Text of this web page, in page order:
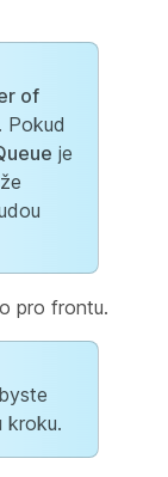
of
Pokud
je
pro frontu.
kroku.